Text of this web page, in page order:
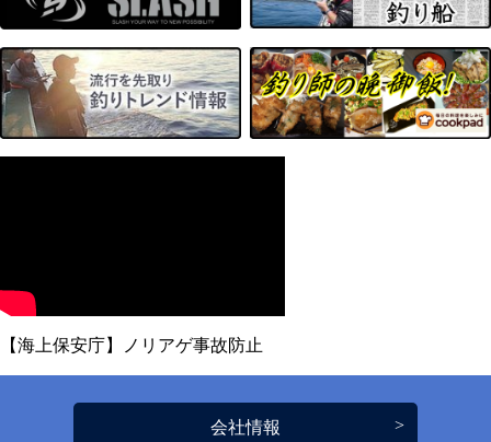
【海上保安庁】ノリアゲ事故防止
会社情報